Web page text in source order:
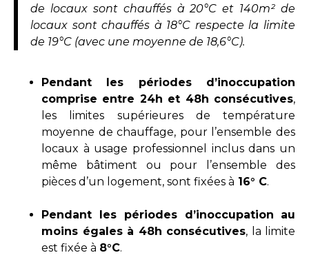
de locaux sont chauffés à 20°C et 140m² de
locaux sont chauffés à 18°C respecte la limite
de 19°C (avec une moyenne de 18,6°C).
Pendant les périodes d’inoccupation
comprise entre 24h et 48h consécutives,
les limites supérieures de température
moyenne de chauffage, pour l’ensemble des
locaux à usage professionnel inclus dans un
même bâtiment ou pour l’ensemble des
pièces d’un logement, sont fixées à 16° C.
Pendant les périodes d’inoccupation
au
moins égales à 48h consécutives, la limite
est fixée à 8°C.